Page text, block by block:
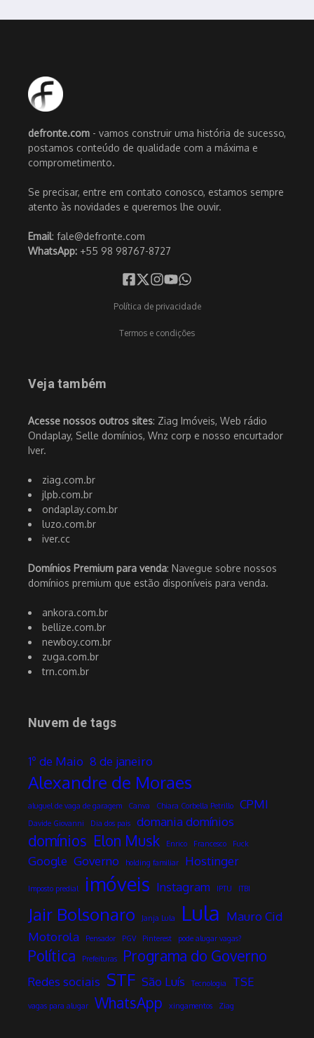
defronte.com - vamos construir uma história de sucesso,
postamos conteúdo de qualidade com a máxima e
comprometimento.
Se precisar, entre em contato conosco, estamos sempre
atento às novidades e queremos lhe ouvir.
Email: fale@defronte.com
WhatsApp: +55 98 98767-8727
Política de privacidade
Termos e condições
Veja também
Acesse nossos outros sites: Ziag Imóveis, Web rádio
Ondaplay, Selle domínios, Wnz corp e nosso encurtador
Iver.
ziag.com.br
jlpb.com.br
ondaplay.com.br
luzo.com.br
iver.cc
Domínios Premium para venda: Navegue sobre nossos
domínios premium que estão disponíveis para venda.
ankora.com.br
bellize.com.br
newboy.com.br
zuga.com.br
trn.com.br
Nuvem de tags
1º de Maio 8 de janeiro
Alexandre de Moraes
aluguel de vaga de garagem Canva Chiara Corbella Petrillo CPMI
Davide Giovanni Dia dos pais domania domínios
domínios Elon Musk Enrico Francesco Fuck
Google Governo holding familiar Hostinger
Imposto predial imóveis Instagram IPTU ITBI
Jair Bolsonaro Janja Lula Lula Mauro Cid
Motorola
Pensador PGV Pinterest pode alugar vagas?
Política Prefeituras Programa do Governo
Redes sociais STF São Luís Tecnologia TSE
vagas para alugar WhatsApp xingamentos Ziag